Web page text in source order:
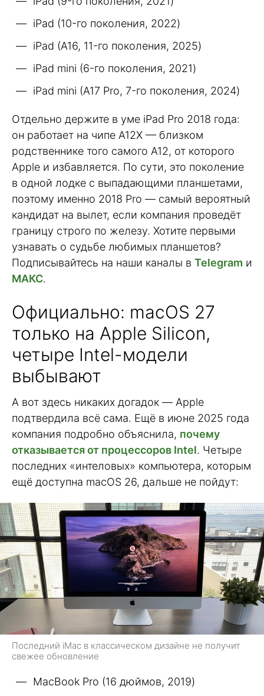
iPad (10-го поколения, 2022)
iPad (A16, 11-го поколения, 2025)
iPad mini (6-го поколения, 2021)
iPad mini (A17 Pro, 7-го поколения, 2024)
Отдельно держите в уме iPad Pro 2018 года:
он работает на чипе A12X — близком
родственнике того самого A12, от которого
Apple и избавляется. По сути, это поколение
в одной лодке с выпадающими планшетами,
поэтому именно 2018 Pro — самый вероятный
кандидат на вылет, если компания проведёт
границу строго по железу. Хотите первыми
узнавать о судьбе любимых планшетов?
Подписывайтесь на наши каналы в Telegram и
МАКС.
Официально: macOS 27
только на Apple Silicon,
четыре Intel-модели
выбывают
А вот здесь никаких догадок — Apple
подтвердила всё сама. Ещё в июне 2025 года
компания подробно объяснила, почему
отказывается от процессоров Intel. Четыре
последних «интеловых» компьютера, которым
ещё доступна macOS 26, дальше не пойдут:
Последний iMac в классическом дизайне не получит
свежее обновление
MacBook Pro (16 дюймов, 2019)